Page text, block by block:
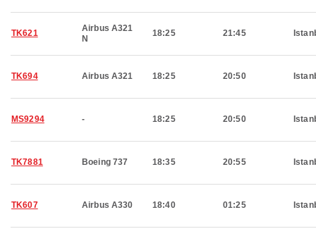
TK621
Airbus A321
N
18:25 21:45
TK694 Airbus A321 18:25 20:50
MS9294 - 18:25 20:50
TK7881 Boeing 737 18:35 20:55
TK607 Airbus A330 18:40 01:25